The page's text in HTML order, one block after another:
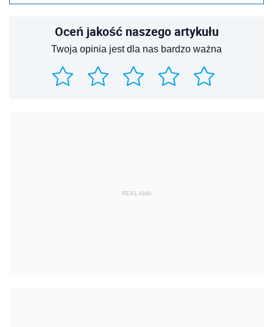
Oceń jakość naszego artykułu
Twoja opinia jest dla nas bardzo ważna
REKLAMA